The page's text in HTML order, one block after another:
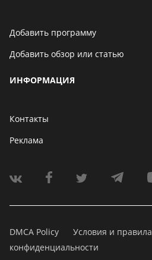
Добавить программу
Добавить обзор или статью
ИНФОРМАЦИЯ
Контакты
Реклама
DMCA Policy Условия и правила
конфиденциальности